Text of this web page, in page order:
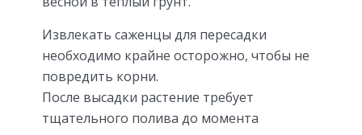
Извлекать саженцы для пересадки
необходимо крайне осторожно, чтобы не
повредить корни.
После высадки растение требует
тщательного полива до момента